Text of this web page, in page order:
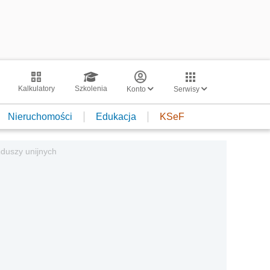
Kalkulatory Szkolenia Konto Serwisy
Nieruchomości Edukacja KSeF
unijnych